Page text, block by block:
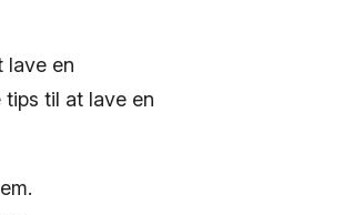
lave en
til at lave en